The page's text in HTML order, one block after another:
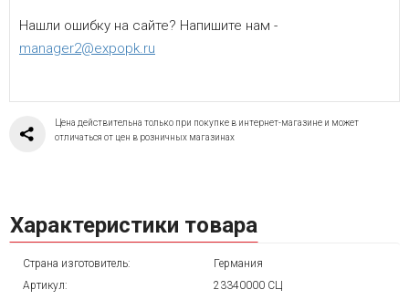
Нашли ошибку на сайте? Напишите нам -
manager2@expopk.ru
Цена действительна только при покупке в интернет-магазине и может
отличаться от цен в розничных магазинах
Характеристики товара
Страна изготовитель:
Германия
Артикул:
23340000 СЦ